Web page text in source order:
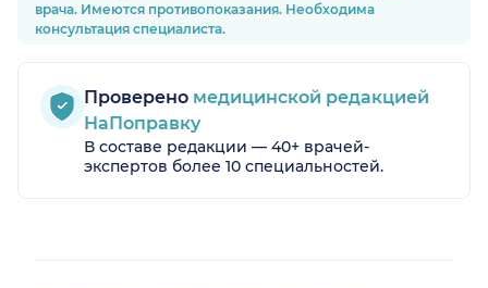
врача. Имеются противопоказания. Необходима
консультация специалиста.
Проверено медицинской редакцией
НаПоправку
В составе редакции — 40+ врачей-
экспертов более 10 специальностей.